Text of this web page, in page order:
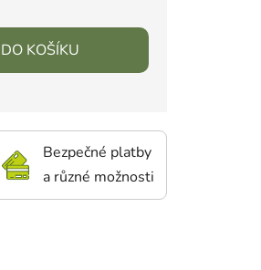
DO KOŠÍKU
Bezpečné platby
a různé možnosti